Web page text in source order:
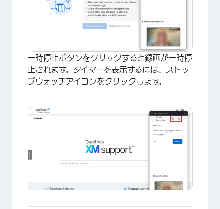
一時停止ボタンをクリックすると録画が一時停
止されます。タイマーを表示するには、ストッ
プウォッチアイコンをクリックします。